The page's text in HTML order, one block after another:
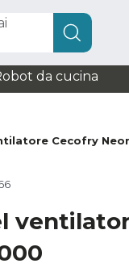
da cucina
Cecofry